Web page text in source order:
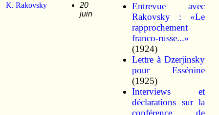
K. Rakovsky
20
juin
Entrevue avec
Rakovsky : «Le
rapprochement
franco-russe...»
(1924)
Lettre à Dzerjinsky
pour Essénine
(1925)
Interviews et
déclarations sur la
conférence de